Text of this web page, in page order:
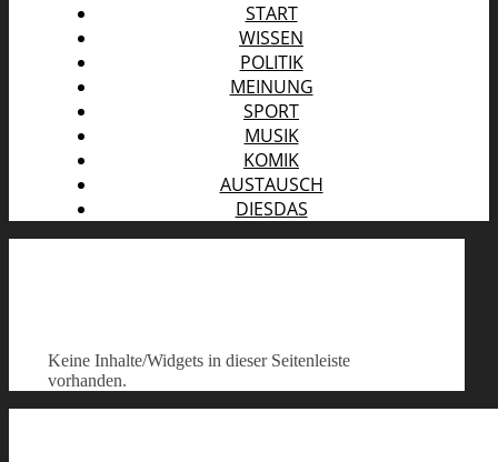
START
WISSEN
POLITIK
MEINUNG
SPORT
MUSIK
KOMIK
AUSTAUSCH
DIESDAS
Keine Inhalte/Widgets in dieser Seitenleiste
vorhanden.